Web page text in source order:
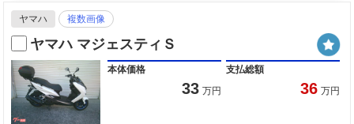
ヤマハ 複数画像
ヤマハ マジェスティＳ
本体価格
33 万円
支払総額
36 万円